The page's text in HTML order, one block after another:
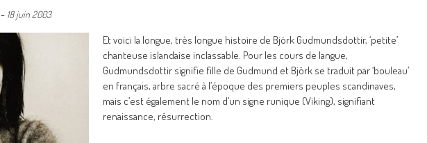
- 18 juin 2003
Et voici la longue, très longue histoire de Björk Gudmundsdottir, ‘petite’
chanteuse islandaise inclassable. Pour les cours de langue,
Gudmundsdottir signifie fille de Gudmund et Björk se traduit par ‘bouleau’
en français, arbre sacré à l’époque des premiers peuples scandinaves,
mais c’est également le nom d’un signe runique (Viking), signifiant
renaissance, résurrection.